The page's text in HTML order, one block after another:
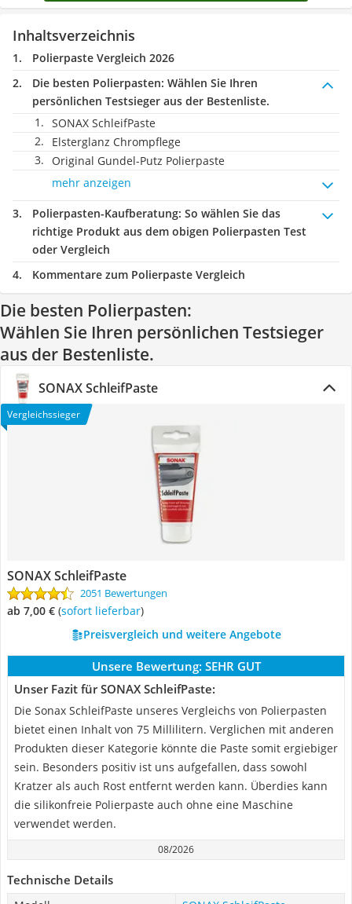
Inhaltsverzeichnis
Polierpaste Vergleich 2026
Die besten Polierpasten: Wählen Sie Ihren
persönlichen Testsieger aus der Bestenliste.
SONAX SchleifPaste
Elsterglanz Chrompflege
Original Gundel-Putz Polierpaste
mehr anzeigen
Polierpasten-Kaufberatung: So wählen Sie das
richtige Produkt aus dem obigen Polierpasten Test
oder Vergleich
Kommentare zum Polierpaste Vergleich
Die besten Polierpasten:
Wählen Sie Ihren persönlichen Testsieger
aus der Bestenliste.
SONAX SchleifPaste
Vergleichssieger
SONAX SchleifPaste
2051 Bewertungen
ab 7,00 € ( Sofort lieferbar)
Preisvergleich und weitere Angebote
Unsere Bewertung: SEHR GUT
Unser Fazit für SONAX SchleifPaste:
Die Sonax SchleifPaste unseres Vergleichs von Polierpasten
bietet einen Inhalt von 75 Millilitern. Verglichen mit anderen
Produkten dieser Kategorie könnte die Paste somit ergiebiger
sein. Besonders positiv ist uns aufgefallen, dass sowohl
Kratzer als auch Rost entfernt werden kann. Überdies kann
die silikonfreie Polierpaste auch ohne eine Maschine
verwendet werden.
08/2026
Technische Details